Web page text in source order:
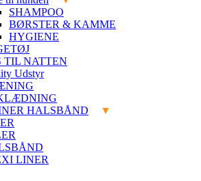
SHAMPOO
BØRSTER & KAMME
HYGIENE
TIL NATTEN
Udstyr
HALSBÅND
LINER